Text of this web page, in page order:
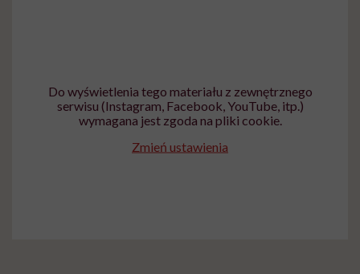
Do wyświetlenia tego materiału z zewnętrznego
serwisu (Instagram, Facebook, YouTube, itp.)
wymagana jest zgoda na pliki cookie.
Zmień ustawienia